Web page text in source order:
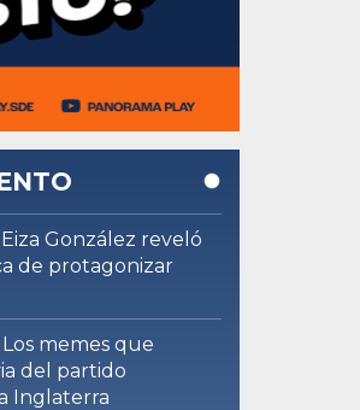
Eiza González reveló
de protagonizar
Los memes que
del partido
Inglaterra